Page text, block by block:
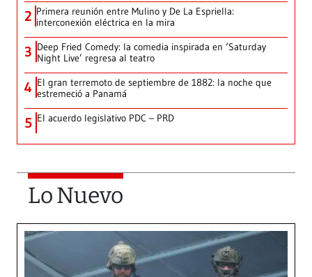
2 Primera reunión entre Mulino y De La Espriella:
interconexión eléctrica en la mira
3 Deep Fried Comedy: la comedia inspirada en ‘Saturday
Night Live’ regresa al teatro
4 El gran terremoto de septiembre de 1882: la noche que
estremeció a Panamá
5 El acuerdo legislativo PDC – PRD
Lo Nuevo